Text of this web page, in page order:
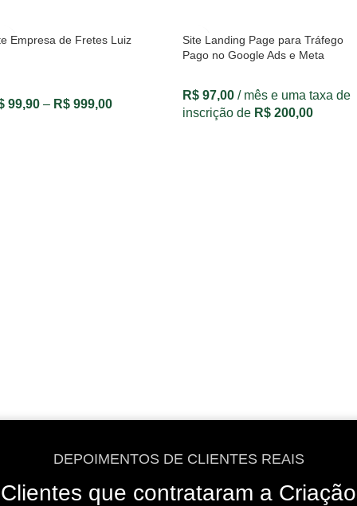
Empresa de Fretes Luiz
99,90 – R$ 999,00
Site Landing Page para Tráfego
Pago no Google Ads e Meta
R$ 97,00 / mês e uma taxa de
inscrição de R$ 200,00
DEPOIMENTOS DE CLIENTES REAIS
Clientes que contrataram a Criação